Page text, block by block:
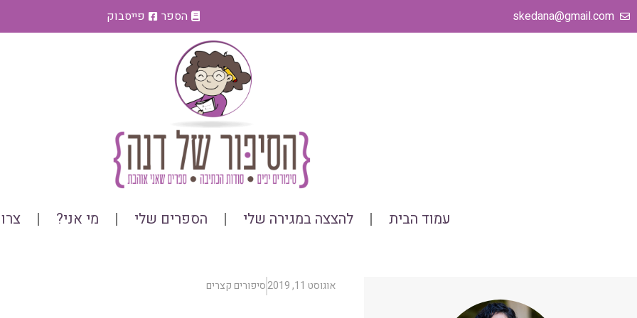
דילוג skedana@gmail.com הספר פייסבוק
עמוד הבית להצצה במגירה שלי הספרים שלי מי אני?
אוגוסט 11, 2019 סיפורים קצרים